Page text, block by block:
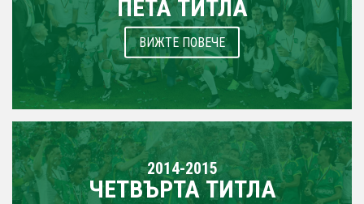
ПЕТА ТИТЛА
ВИЖТЕ ПОВЕЧЕ
2014-2015
ЧЕТВЪРТА ТИТЛА